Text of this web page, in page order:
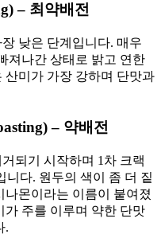
– 최약배전
낮은 단계입니다. 매우
져나간 상태로 밝고 연한
산미가 가장 강하며 단맛과
– 약배전
되기 시작하며 1차 크랙
니다. 원두의 색이 좀 더 짙
몬이라는 이름이 붙여졌
가 주를 이루며 약한 단맛
.